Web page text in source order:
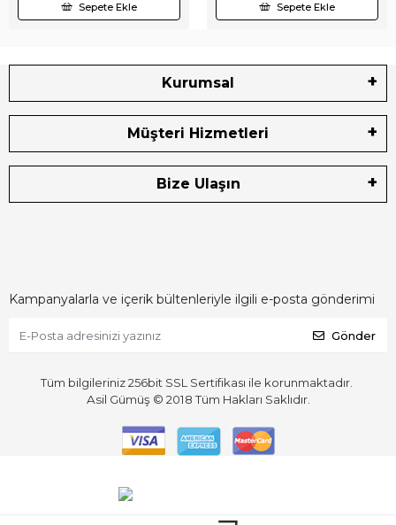
Sepete Ekle Sepete Ekle
Kurumsal
Müşteri Hizmetleri
Bize Ulaşın
Kampanyalarla ve içerik bültenleriyle ilgili e-posta gönderimi
Gönder
Tüm bilgileriniz 256bit SSL Sertifikası ile korunmaktadır.
Asil Gümüş © 2018Tüm Hakları Saklıdır.